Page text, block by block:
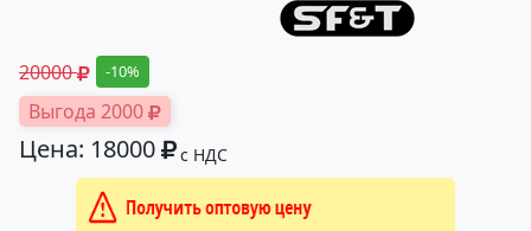
20000 -10%
Выгода 2000
Цена: 18000 с НДС
Получить оптовую цену